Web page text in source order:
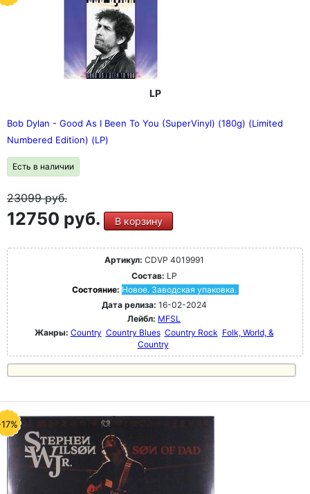
LP
Bob Dylan - Good As I Been To You (SuperVinyl) (180g) (Limited
Numbered Edition) (LP)
Есть в наличии
23099руб.
12750 руб. В корзину
Артикул: CDVP 4019991
Состав: LP
Состояние: Новое. Заводская упаковка.
Дата релиза: 16-02-2024
Лейбл: MFSL
Жанры: Country Country Blues Country Rock Folk, World, &
Country